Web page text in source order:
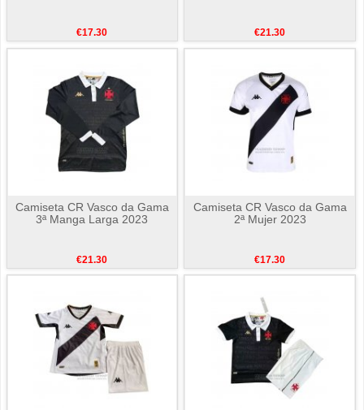
€17.30 €21.30
Camiseta CR Vasco da Gama
3ª Manga Larga 2023
€21.30
Camiseta CR Vasco da Gama
2ª Mujer 2023
€17.30